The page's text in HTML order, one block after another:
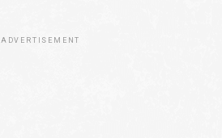
ADVERTISEMENT